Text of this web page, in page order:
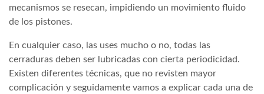
mecanismos se resecan, impidiendo un movimiento fluido
de los pistones.
En cualquier caso, las uses mucho o no, todas las
cerraduras deben ser lubricadas con cierta periodicidad.
Existen diferentes técnicas, que no revisten mayor
complicación y seguidamente vamos a explicar cada una de